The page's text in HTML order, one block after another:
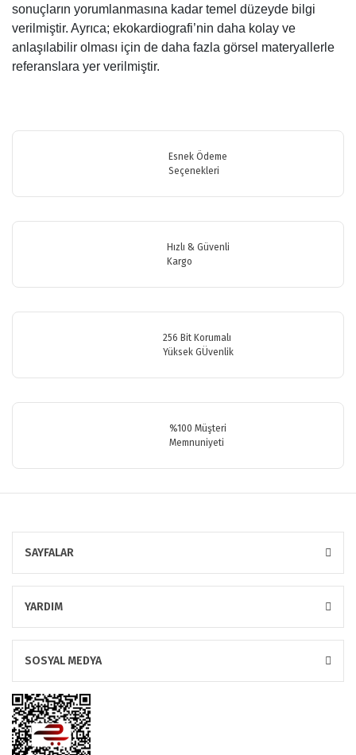
sonuçların yorumlanmasına kadar temel düzeyde bilgi
verilmiştir. Ayrıca; ekokardiografi’nin daha kolay ve
anlaşılabilir olması için de daha fazla görsel materyallerle
referanslara yer verilmiştir.
Bu ürüne ilk yorumu siz yapın!
Görüş ve önerileriniz için teşekkür ederiz.
Ürün resmi kalitesiz, bozuk veya görüntülenemiyor.
Ürün fiyatı diğer sitelerden daha pahalı.
Esnek Ödeme
Seçenekleri
Hızlı & Güvenli
Kargo
256 Bit Korumalı
Yüksek GÜvenlik
%100 Müşteri
Memnuniyeti
SAYFALAR
YARDIM
SOSYAL MEDYA